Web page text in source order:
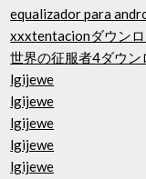
equalizador para
xxxtentacionダウン
世界の征服者4ダウ
lgijewe
lgijewe
lgijewe
lgijewe
lgijewe